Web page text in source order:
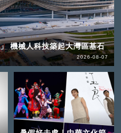
機械人科技築起大灣區基石
2026-08-07